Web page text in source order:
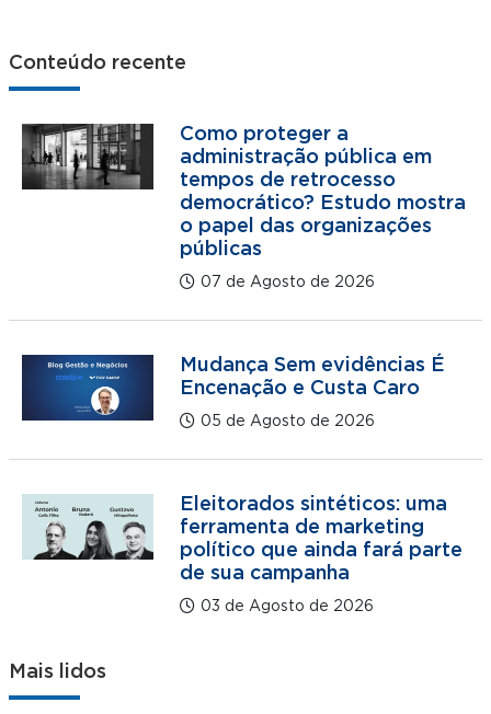
Conteúdo recente
Como proteger a
administração pública em
tempos de retrocesso
democrático? Estudo mostra
o papel das organizações
públicas
07 de Agosto de 2026
Mudança Sem evidências É
Encenação e Custa Caro
05 de Agosto de 2026
Eleitorados sintéticos: uma
ferramenta de marketing
político que ainda fará parte
de sua campanha
03 de Agosto de 2026
Mais lidos